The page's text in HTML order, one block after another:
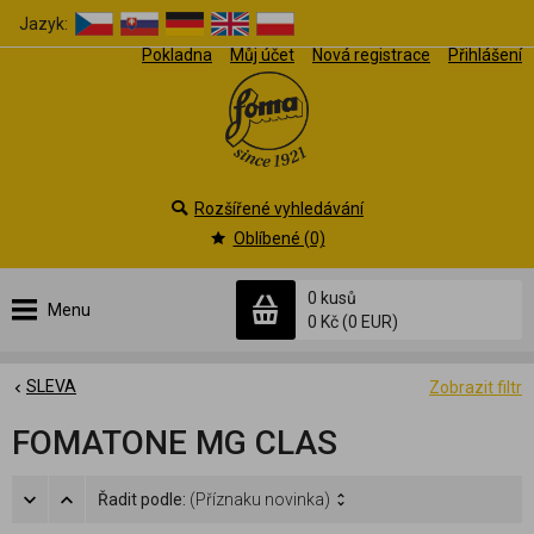
Jazyk:
Pokladna
Můj účet Nová registrace Přihlášení
Menu
0 kusů
0 Kč(0 EUR)
Rozšířené vyhledávání
Oblíbené (0)
Zobrazit filtr
SLEVA
FOMATONE MG CLAS
Řadit podle: (Příznaku novinka)